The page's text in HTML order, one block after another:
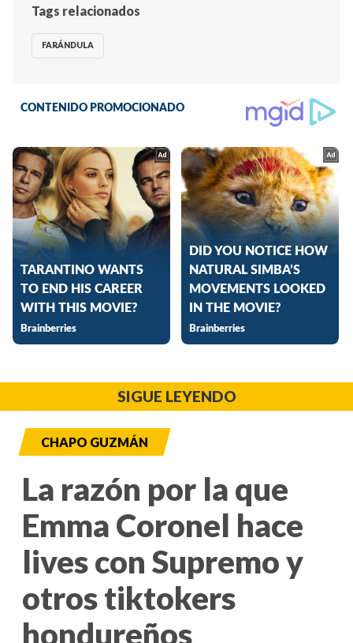
Tags relacionados
FARÁNDULA
SIGUE LEYENDO
CHAPO GUZMÁN
La razón por la que
Emma Coronel hace
lives con Supremo y
otros tiktokers
hondureños